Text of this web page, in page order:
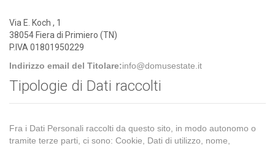
Via E. Koch , 1
38054 Fiera di Primiero (TN)
P.IVA 01801950229
Indirizzo email del Titolare:info@domusestate.it
Tipologie di Dati raccolti
Fra i Dati Personali raccolti da questo sito, in modo autonomo o
tramite terze parti, ci sono: Cookie, Dati di utilizzo, nome,